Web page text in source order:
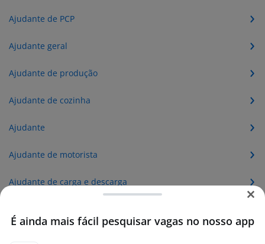
Ajudante de PCP
Ajudante geral
Ajudante de produção
Ajudante de cozinha
Ajudante
Ajudante de motorista
Ajudante de carga e descarga
É ainda mais fácil pesquisar vagas no nosso app